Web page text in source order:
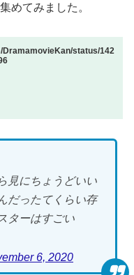
めてみました。
status/142
見にちょうどいい
だったてくらい存
ターはすごい
6, 2020